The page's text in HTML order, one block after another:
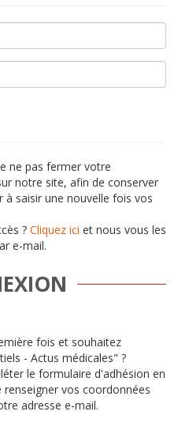
ne pas fermer votre
notre site, afin de conserver
saisir une nouvelle fois vos
? Cliquez ici et nous vous les
e-mail.
fois et souhaitez
- Actus médicales" ?
le formulaire d'adhésion en
vos coordonnées
adresse e-mail.